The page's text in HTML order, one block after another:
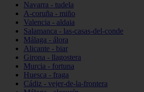
Navarra - tudela
A-coruña - miño
Valencia - aldaia
Salamanca - las-casas-del-conde
Málaga - álora
Alicante - biar
Girona - llagostera
Murcia - fortuna
Huesca - fraga
Cádiz - vejer-de-la-frontera